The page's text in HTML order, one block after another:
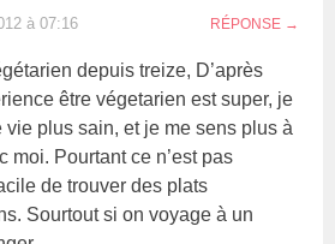
à 07:16 RÉPONSE
depuis treize, D’après
être végetarien est super, je
vie plus sain, et je me sens plus à
moi. Pourtant ce n’est pas
de trouver des plats
Sourtout si on voyage à un